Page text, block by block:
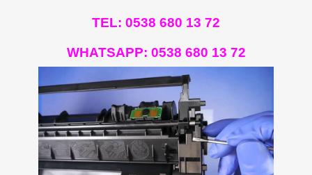
TEL: 0538 680 13 72
WHATSAPP: 0538 680 13 72